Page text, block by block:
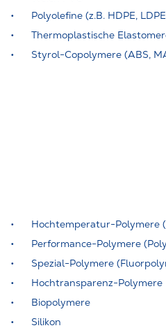
Polyolefine (z.B. HDPE,
Thermoplastische
Styrol-Copolymere (ABS,
Hochtemperatur-Polymere
Performance-Polymere
Spezial-Polymere
Hochtransparenz-Polymere
Biopolymere
Silikon